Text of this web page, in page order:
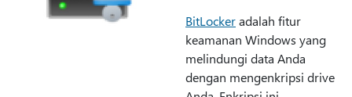
BitLockeradalah fitur
keamanan Windows yang
melindungi data Anda
dengan mengenkripsi drive